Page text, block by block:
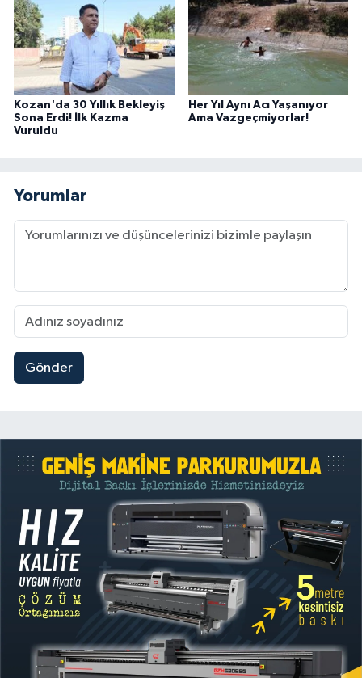
Kozan'da 30 Yıllık Bekleyiş
Sona Erdi! İlk Kazma
Vuruldu
Her Yıl Aynı Acı Yaşanıyor
Ama Vazgeçmiyorlar!
Yorumlar
Gönder